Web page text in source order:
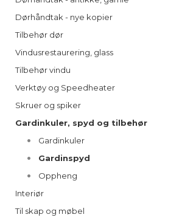
Dørhåndtak - nye kopier
Tilbehør dør
Vindusrestaurering, glass
Tilbehør vindu
Verktøy og Speedheater
Skruer og spiker
Gardinkuler, spyd og tilbehør
Gardinkuler
Gardinspyd
Oppheng
Interiør
Til skap og møbel